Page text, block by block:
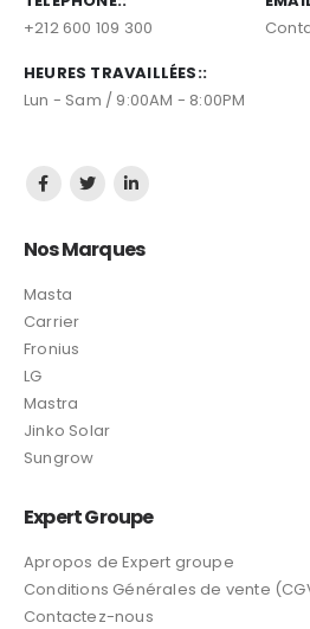
+212 600 109 300
HEURES TRAVAILLÉES::
Lun - Sam / 9:00AM - 8:00PM
Nos Marques
Masta
Carrier
Fronius
LG
Mastra
Jinko Solar
Sungrow
Expert Groupe
Apropos de Expert groupe
Conditions Générales de vente
Contactez-nous